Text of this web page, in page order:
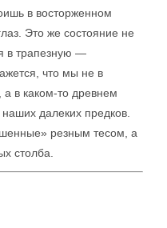
в восторженном
Это же состояние не
в трапезную —
что мы не в
в каком-то древнем
далеких предков.
резным тесом, а
столба.